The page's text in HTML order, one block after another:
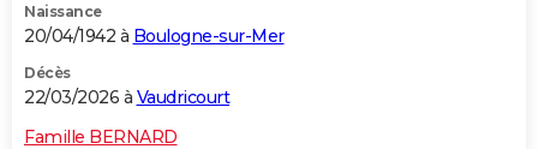
Destinations
City break
Voyage nature
Voyage de noces
Forum
Climat
+PHOTO
GUIDES D'ACHAT
Naissance
20/04/1942 à Boulogne-sur-Mer
Décès
22/03/2026 à Vaudricourt
Famille BERNARD